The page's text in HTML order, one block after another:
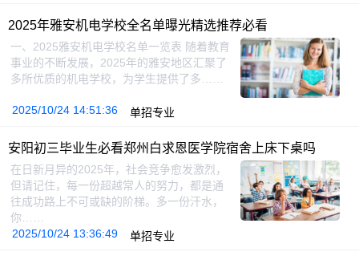
2025年雅安机电学校全名单曝光精选推荐必看
一、2025雅安机电学校名单一览表 随着教育
事业的不断发展，2025年的雅安地区汇聚了
多所优质的机电学校，为学生提供了多……
2025/10/24 14:51:36 单招专业
安阳初三毕业生必看郑州白求恩医学院宿舍上床下桌吗
在日新月异的2025年，社会竞争愈发激烈，
但请记住，每一份超越常人的努力，都是通
往成功路上不可或缺的阶梯。多一份汗水，
你……
2025/10/24 13:36:49
单招专业